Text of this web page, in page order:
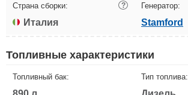
Страна сборки: ?
Италия
Генератор:
Stamford
Топливные характеристики
Топливный бак: Тип топлива: